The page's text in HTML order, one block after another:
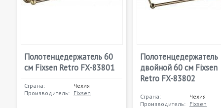
Полотенцедержатель 60
см Fixsen Retro FX-83801
Страна:
Чехия
Производитель: Fixsen
Полотенцедержатель
двойной 60 см Fixsen
Retro FX-83802
Страна:
Чехия
Производитель: Fixsen